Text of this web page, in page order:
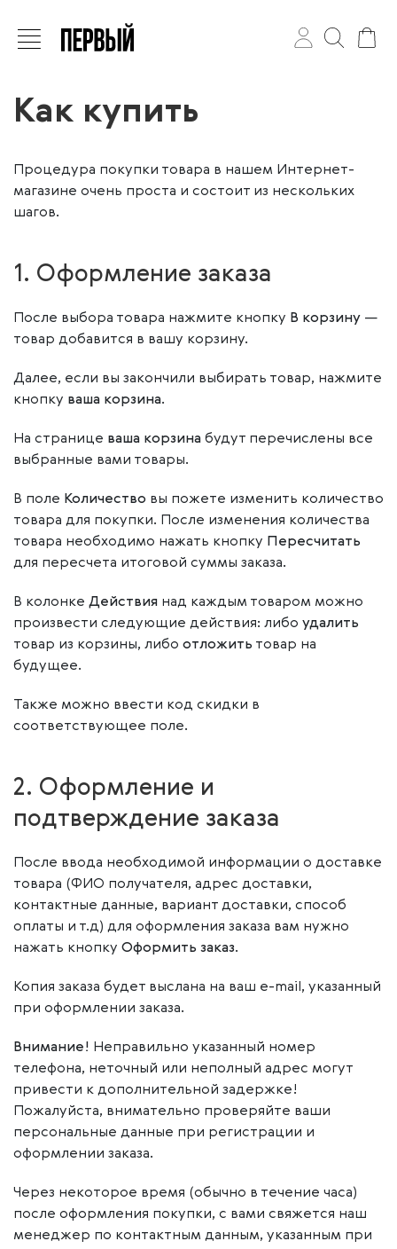
Как купить
Процедура покупки товара в нашем Интернет-
магазине очень проста и состоит из нескольких
шагов.
1. Оформление заказа
После выбора товара нажмите кнопку В корзину —
товар добавится в вашу корзину.
Далее, если вы закончили выбирать товар, нажмите
кнопку ваша корзина.
На странице ваша корзина будут перечислены все
выбранные вами товары.
В поле Количество вы пожете изменить количество
товара для покупки. После изменения количества
товара необходимо нажать кнопку Пересчитать
для пересчета итоговой суммы заказа.
В колонке Действия над каждым товаром можно
произвести следующие действия: либо удалить
товар из корзины, либо отложить товар на
будущее.
Также можно ввести код скидки в
соответствующее поле.
2. Оформление и
подтверждение заказа
После ввода необходимой информации о доставке
товара (ФИО получателя, адрес доставки,
контактные данные, вариант доставки, способ
оплаты и т.д) для оформления заказа вам нужно
нажать кнопку Оформить заказ.
Копия заказа будет выслана на ваш e-mail, указанный
при оформлении заказа.
Внимание! Неправильно указанный номер
телефона, неточный или неполный адрес могут
привести к дополнительной задержке!
Пожалуйста, внимательно проверяйте ваши
персональные данные при регистрации и
оформлении заказа.
Через некоторое время (обычно в течение часа)
после оформления покупки, с вами свяжется наш
менеджер по контактным данным, указанным при